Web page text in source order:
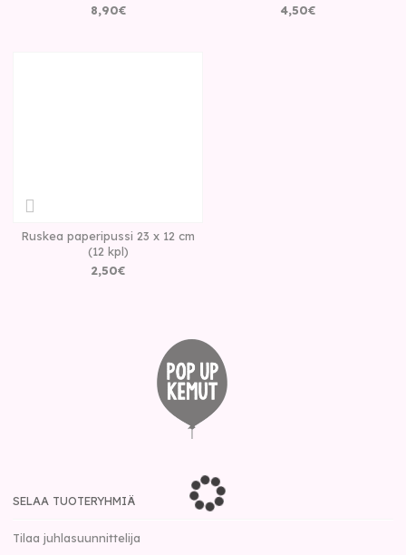
8,90€
4,50€
Ruskea paperipussi 23 x 12 cm
(12 kpl)
2,50€
SELAA TUOTERYHMIÄ
Tilaa juhlasuunnittelija